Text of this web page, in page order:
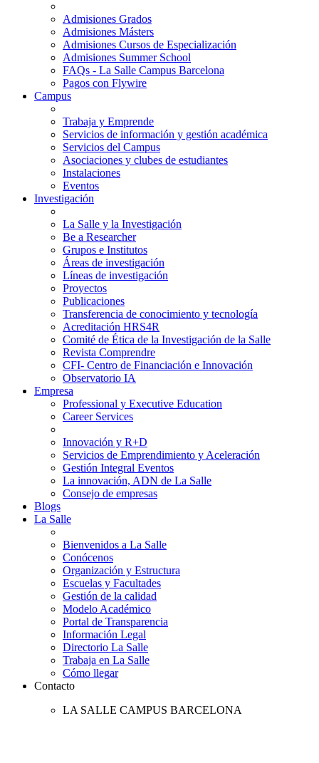
Admisiones Grados
Admisiones Másters
Admisiones Cursos de Especialización
Admisiones Summer School
FAQs - La Salle Campus Barcelona
Pagos con Flywire
Campus
Trabaja y Emprende
Servicios de información y gestión académica
Servicios del Campus
Asociaciones y clubes de estudiantes
Instalaciones
Eventos
Investigación
La Salle y la Investigación
Be a Researcher
Grupos e Institutos
Áreas de investigación
Líneas de investigación
Proyectos
Publicaciones
Transferencia de conocimiento y tecnología
Acreditación HRS4R
Comité de Ética de la Investigación de la Salle
Revista Comprendre
CFI- Centro de Financiación e Innovación
Observatorio IA
Empresa
Professional y Executive Education
Career Services
Innovación y R+D
Servicios de Emprendimiento y Aceleración
Gestión Integral Eventos
La innovación, ADN de La Salle
Consejo de empresas
Blogs
La Salle
Bienvenidos a La Salle
Conócenos
Organización y Estructura
Escuelas y Facultades
Gestión de la calidad
Modelo Académico
Portal de Transparencia
Información Legal
Directorio La Salle
Trabaja en La Salle
Cómo llegar
Contacto
LA SALLE CAMPUS BARCELONA